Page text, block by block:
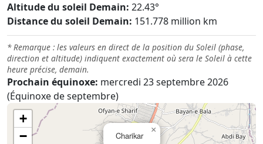
Altitude du soleil Demain: 22.43°
Distance du soleil Demain: 151.778 million km
* Remarque : les valeurs en direct de la position du Soleil (phase,
direction et altitude) indiquent exactement où sera le Soleil à cette
heure précise, demain.
Prochain équinoxe: mercredi 23 septembre 2026
(Équinoxe de septembre)
Charikar
×
+
−